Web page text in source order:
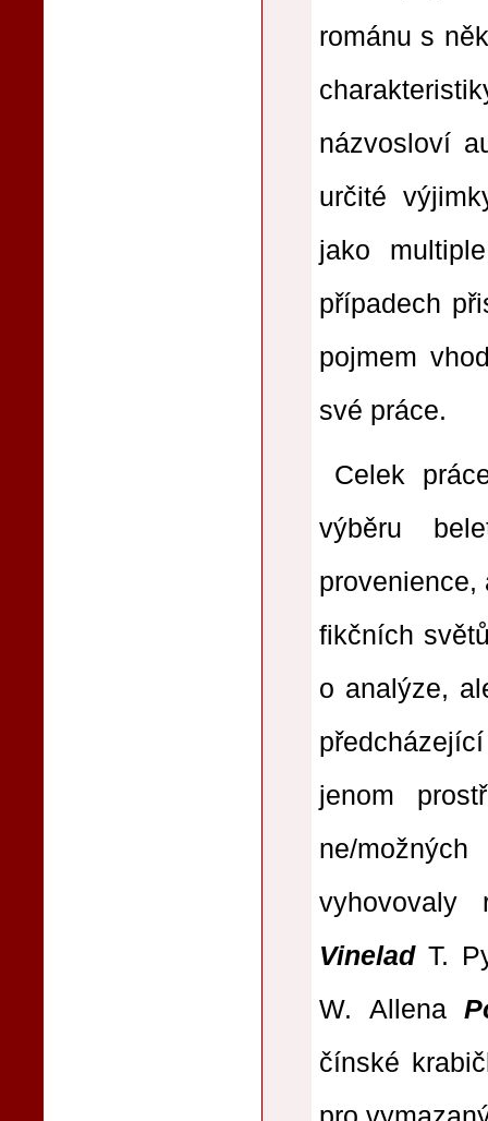
románu s
názvosloví
určité
jako
případech
pojmem
své práce.
Celek
výběru
provenience,
fikčních
o analýze,
jenom
ne/možných
VineladT.
W. Allena
čínské